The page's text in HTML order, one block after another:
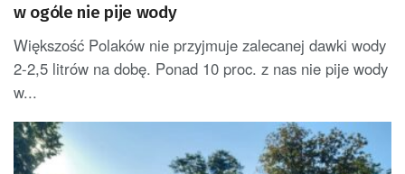
w ogóle nie pije wody
Większość Polaków nie przyjmuje zalecanej dawki wody
2-2,5 litrów na dobę. Ponad 10 proc. z nas nie pije wody
w...